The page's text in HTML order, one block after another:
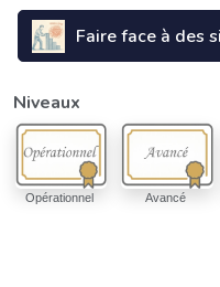
Faire face à des
Niveaux
Opérationnel Avancé